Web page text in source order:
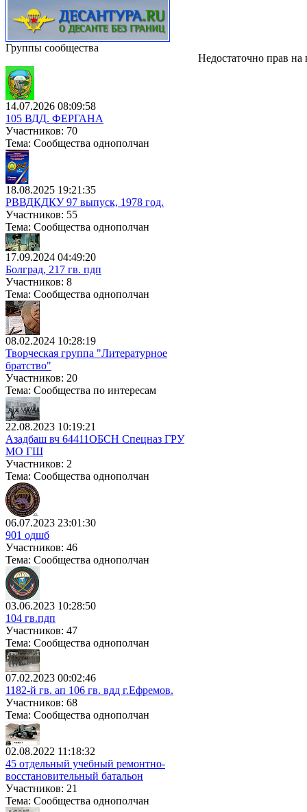
Группы сообщества
14.07.2026 08:09:58
105 ВДД. ФЕРГАНА
Участников: 70
Тема: Сообщества однополчан
18.08.2025 19:21:35
РВВДКДКУ 97 выпуск, 1978 год.
Участников: 55
Тема: Сообщества однополчан
17.09.2024 04:49:20
Болград, 217 гв. пдп
Участников: 8
Тема: Сообщества однополчан
08.02.2024 10:28:19
Творческая группа "Литературное
братство"
Участников: 20
Тема: Сообщества по интересам
22.08.2023 10:19:21
Азадбаш вч 64411ОБСН Спецназ ГРУ
МО ГШ
Участников: 2
Тема: Сообщества однополчан
06.07.2023 23:01:30
901 одшб
Участников: 46
Тема: Сообщества однополчан
03.06.2023 10:28:50
104 гв.пдп
Участников: 47
Тема: Сообщества однополчан
07.02.2023 00:02:46
1182-й гв. ап 106 гв. вдд г.Ефремов.
Участников: 68
Тема: Сообщества однополчан
02.08.2022 11:18:32
45 отдельный учебный ремонтно-
восстановительный батальон
Участников: 21
Тема: Сообщества однополчан
Недостаточно прав